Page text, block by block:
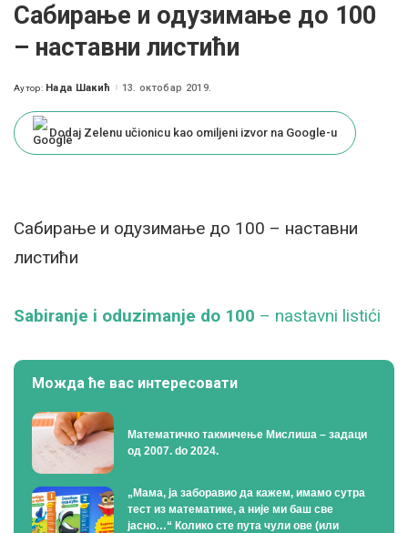
Сабирање и одузимање до 100
– наставни листићи
Posted
Аутор: Нада Шакић 13. октобар 2019.
Dodaj Zelenu učionicu kao omiljeni izvor na Google-u
Сабирање и одузимање до 100 – наставни
листићи
Sabiranje i oduzimanje do 100 – nastavni listići
Можда ће вас интересовати
Математичко такмичење Мислиша – задаци
од 2007. do 2024.
„Мама, ја заборавио да кажем, имамо сутра
тест из математике, а није ми баш све
јасно…“ Колико сте пута чули ове (или